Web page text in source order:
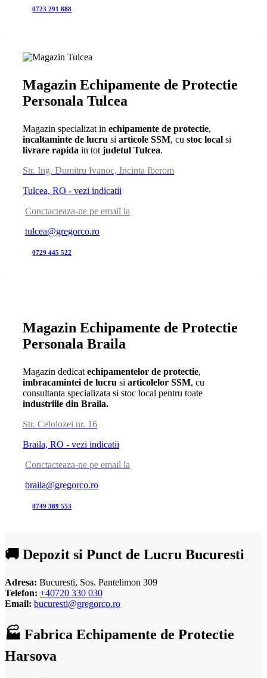
0723 291 888
Magazin Echipamente de Protectie
Personala Tulcea
Magazin specializat inechipamente de protectie,
incaltaminte de lucru siarticole SSM, cu stoc local si
livrare rapida in totjudetul Tulcea.
Str. Ing. Dumitru Ivanoc, Incinta Iberom
Tulcea, RO - vezi indicatii
Conctacteaza-ne pe email la
tulcea@gregorco.ro
0729 445 522
Magazin Echipamente de Protectie
Personala Braila
Magazin dedicatechipamentelor de protectie,
imbracamintei de lucru siarticolelor SSM, cu
consultanta specializata si stoc local pentru toate
industriile din Braila.
Str. Celulozei nr. 16
Braila, RO - vezi indicatii
Conctacteaza-ne pe email la
braila@gregorco.ro
0749 389 553
🚚 Depozit si Punct de Lucru Bucuresti
Adresa: Bucuresti, Sos. Pantelimon 309
Telefon: +40720 330 030
Email: bucuresti@gregorco.ro
🏭 Fabrica Echipamente de Protectie
Harsova